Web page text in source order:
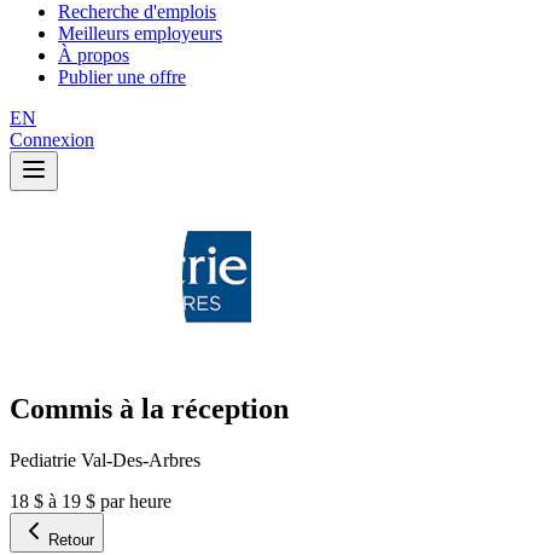
Recherche d'emplois
Meilleurs employeurs
À propos
Publier une offre
EN
Connexion
Commis à la réception
Pediatrie Val-Des-Arbres
18 $ à 19 $ par heure
Retour